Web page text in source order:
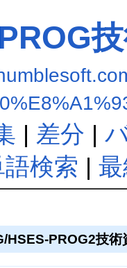
| 差分 |
検索 |
HSES-PROG2技